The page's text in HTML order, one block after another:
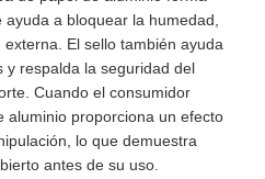
a bloquear la humedad,
El sello también ayuda
y respalda la seguridad del
Cuando el consumidor
aluminio proporciona un efecto
lo que demuestra
antes de su uso.